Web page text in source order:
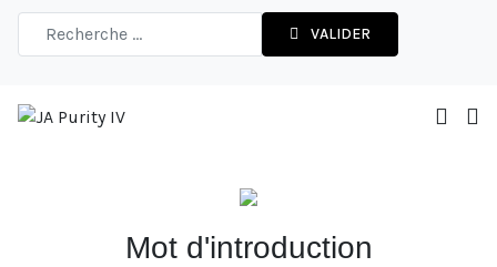
VALIDER
Mot d'introduction